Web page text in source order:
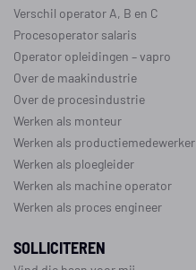
Verschil operator A, B en C
Procesoperator salaris
Operator opleidingen –vapro
Over de maakindustrie
Over de procesindustrie
Werken als monteur
Werken als productiemedewerker
Werken als ploegleider
Werken als machine operator
Werken als proces engineer
SOLLICITEREN